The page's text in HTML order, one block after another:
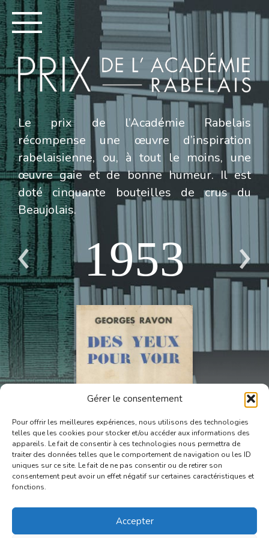
Gérer le consentement
Pour offrir les meilleures expériences, nous utilisons des technologies
telles que les cookies pour stocker et/ou accéder aux informations des
appareils. Le fait de consentir à ces technologies nous permettra de
traiter des données telles que le comportement de navigation ou les ID
uniques sur ce site. Le fait de ne pas consentir ou de retirer son
consentement peut avoir un effet négatif sur certaines caractéristiques et
fonctions.
Accepter
Le prix de l’Académie Rabelais
récompense une œuvre d’inspiration
rabelaisienne, ou, à tout le moins, une
œuvre gaie et de bonne humeur. Il est
doté cinquante bouteilles de crus du
Beaujolais.
1953
DES YEUX POUR VOIR
Georges Ravon